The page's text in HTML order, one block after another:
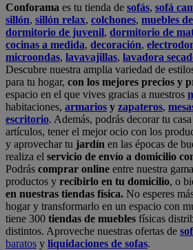
Conforama es tu tienda de sofás, sofá
sillón, sillón relax, colchones, muebles
dormitorio de juvenil, dormitorio de
cocinas a medida, decoración,
microondas, lavavajillas, lavadora
Descubre nuestra amplia variedad de
para tu hogar, con los mejores precios y
espacio en el que vives gracias a nuestros
habitaciones, armarios y zapateros,
escritorio. Además, podrás decorar tu
artículos, tener el mejor ocio con los
y aprovechar tu jardín en las épocas de
realiza el servicio de envío a domicilio
Podrás comprar online entre nuestra
productos y recibirlo en tu domicilio, o
en nuestras tiendas física. No esperes
hogar y transformarlo en un espacio con
tiene 300 tiendas de muebles físicas
distintos. Aproveche nuestras ofertas de
baratos y liquidaciones de sofas.